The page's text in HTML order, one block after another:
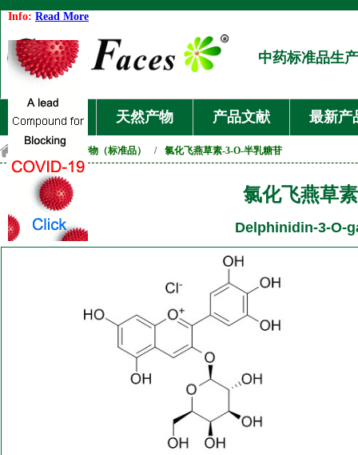
Info: Read More
中药标准品生
首页 天然产物 产品文献 最新产
天然产物（标准品） / 氯化飞燕草素-3-O-半乳糖苷
氯化飞燕草
Delphinidin-3-O-